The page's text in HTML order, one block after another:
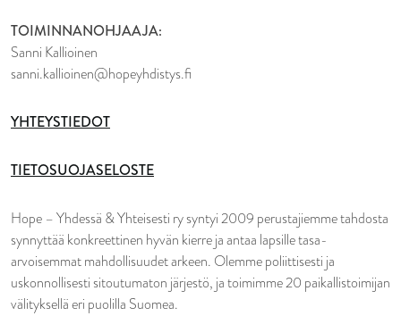
Hope – Yhdessä & Yhteisesti ry syntyi 2009 perustajiemme tahdosta
synnyttää konkreettinen hyvän kierre ja antaa lapsille tasa-
arvoisemmat mahdollisuudet arkeen. Olemme poliittisesti ja
uskonnollisesti sitoutumaton järjestö, ja toimimme 20 paikallistoimijan
välityksellä eri puolilla Suomea.
TOIMINNANOHJAAJA:
Sanni Kallioinen
sanni.kallioinen@hopeyhdistys.fi
YHTEYSTIEDOT
TIETOSUOJASELOSTE